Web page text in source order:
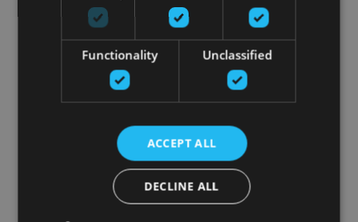
Functionality Unclassified
ACCEPT ALL
DECLINE ALL